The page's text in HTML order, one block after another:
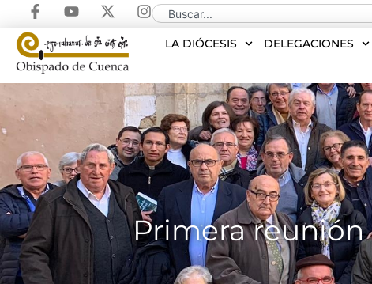
LA DIÓCESIS DELEGACIONES
Primera reunión